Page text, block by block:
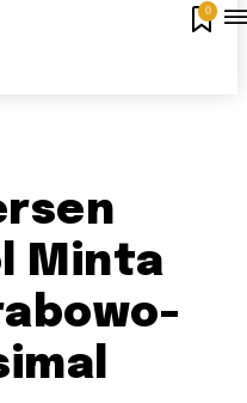
0
Minta